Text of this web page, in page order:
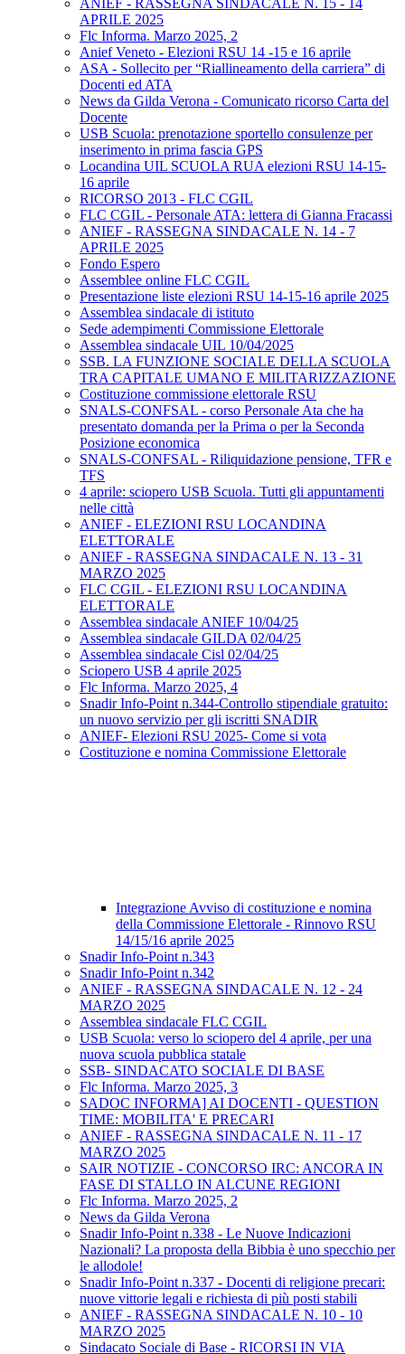
ANIEF - RASSEGNA SINDACALE N. 15 - 14
APRILE 2025
Flc Informa. Marzo 2025, 2
Anief Veneto - Elezioni RSU 14 -15 e 16 aprile
ASA - Sollecito per “Riallineamento della carriera” di
Docenti ed ATA
News da Gilda Verona - Comunicato ricorso Carta del
Docente
USB Scuola: prenotazione sportello consulenze per
inserimento in prima fascia GPS
Locandina UIL SCUOLA RUA elezioni RSU 14-15-
16 aprile
RICORSO 2013 - FLC CGIL
FLC CGIL - Personale ATA: lettera di Gianna Fracassi
ANIEF - RASSEGNA SINDACALE N. 14 - 7
APRILE 2025
Fondo Espero
Assemblee online FLC CGIL
Presentazione liste elezioni RSU 14-15-16 aprile 2025
Assemblea sindacale di istituto
Sede adempimenti Commissione Elettorale
Assemblea sindacale UIL 10/04/2025
SSB. LA FUNZIONE SOCIALE DELLA SCUOLA
TRA CAPITALE UMANO E MILITARIZZAZIONE
Costituzione commissione elettorale RSU
SNALS-CONFSAL - corso Personale Ata che ha
presentato domanda per la Prima o per la Seconda
Posizione economica
SNALS-CONFSAL - Riliquidazione pensione, TFR e
TFS
4 aprile: sciopero USB Scuola. Tutti gli appuntamenti
nelle città
ANIEF - ELEZIONI RSU LOCANDINA
ELETTORALE
ANIEF - RASSEGNA SINDACALE N. 13 - 31
MARZO 2025
FLC CGIL - ELEZIONI RSU LOCANDINA
ELETTORALE
Assemblea sindacale ANIEF 10/04/25
Assemblea sindacale GILDA 02/04/25
Assemblea sindacale Cisl 02/04/25
Sciopero USB 4 aprile 2025
Flc Informa. Marzo 2025, 4
Snadir Info-Point n.344-Controllo stipendiale gratuito:
un nuovo servizio per gli iscritti SNADIR
ANIEF- Elezioni RSU 2025- Come si vota
Costituzione e nomina Commissione Elettorale
Integrazione Avviso di costituzione e nomina
della Commissione Elettorale - Rinnovo RSU
14/15/16 aprile 2025
Snadir Info-Point n.343
Snadir Info-Point n.342
ANIEF - RASSEGNA SINDACALE N. 12 - 24
MARZO 2025
Assemblea sindacale FLC CGIL
USB Scuola: verso lo sciopero del 4 aprile, per una
nuova scuola pubblica statale
SSB- SINDACATO SOCIALE DI BASE
Flc Informa. Marzo 2025, 3
SADOC INFORMA] AI DOCENTI - QUESTION
TIME: MOBILITA' E PRECARI
ANIEF - RASSEGNA SINDACALE N. 11 - 17
MARZO 2025
SAIR NOTIZIE - CONCORSO IRC: ANCORA IN
FASE DI STALLO IN ALCUNE REGIONI
Flc Informa. Marzo 2025, 2
News da Gilda Verona
Snadir Info-Point n.338 - Le Nuove Indicazioni
Nazionali? La proposta della Bibbia è uno specchio per
le allodole!
Snadir Info-Point n.337 - Docenti di religione precari:
nuove vittorie legali e richiesta di più posti stabili
ANIEF - RASSEGNA SINDACALE N. 10 - 10
MARZO 2025
Sindacato Sociale di Base - RICORSI IN VIA